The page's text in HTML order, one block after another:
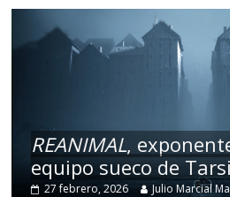
REANIMAL,
equipo sueco de
27 febrero, 2026 Julio Marcial